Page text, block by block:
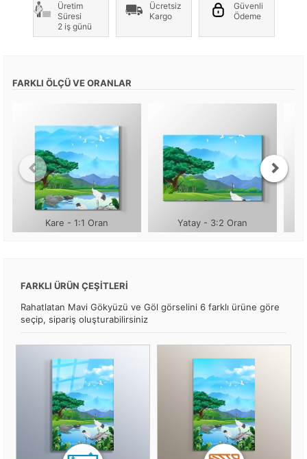
Üretim
Süresi
2 iş günü
Ücretsiz
Kargo
Güvenli
Ödeme
FARKLI ÖLÇÜ VE ORANLAR
Kare - 1:1 Oran Yatay - 3:2 Oran
FARKLI ÜRÜN ÇEŞİTLERİ
Rahatlatan Mavi Gökyüzü ve Göl görselini 6 farklı ürüne göre
seçip, sipariş oluşturabilirsiniz